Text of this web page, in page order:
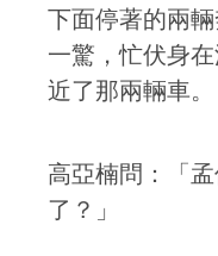
下面停著的兩
一驚，忙伏身
近了那兩輛車。
高亞楠問：「
了？」